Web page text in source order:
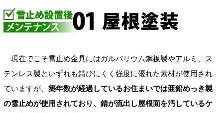
現在でこそ雪止め金具にはガルバリウム鋼板製やアルミ、ス
テンレス製といずれも錆びにくく強度に優れた素材が使用され
ていますが、 築年数が経過しているお住まいでは亜鉛めっき製
の雪止めが使用されており、錆が流出し屋根面を汚しているケ